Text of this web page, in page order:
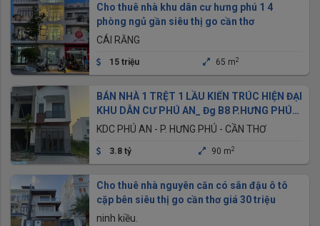
Cho thuê nhà khu dân cư hưng phú 1 4
phòng ngủ gần siêu thị go cần thơ
CÁI RĂNG
15 triệu 65 m2
BÁN NHÀ 1 TRỆT 1 LẦU KIẾN TRÚC HIỆN ĐẠI
KHU DÂN CƯ PHÚ AN_ Đg B8 P.HƯNG PHÚ
_CẦN THƠ
KDC PHÚ AN - P. HƯNG PHÚ - CẦN THƠ
3.8 tỷ 90 m2
Cho thuê nhà nguyên căn có sân đậu ô tô
cặp bên siêu thị go cần thơ giá 30 triệu
ninh kiều.